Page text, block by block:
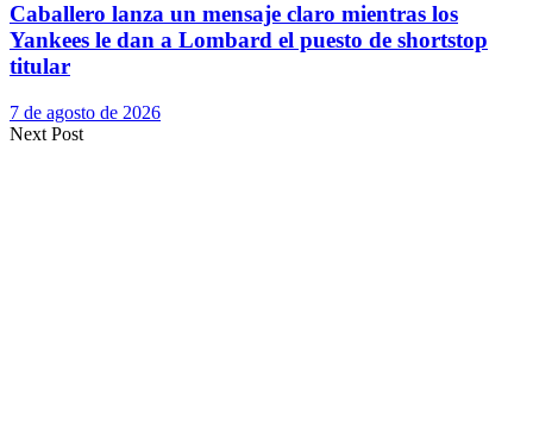
Caballero lanza un mensaje claro mientras los
Yankees le dan a Lombard el puesto de shortstop
titular
7 de agosto de 2026
Next Post